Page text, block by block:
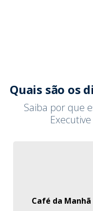
Quais são os
Saiba por que
Café da Manhã